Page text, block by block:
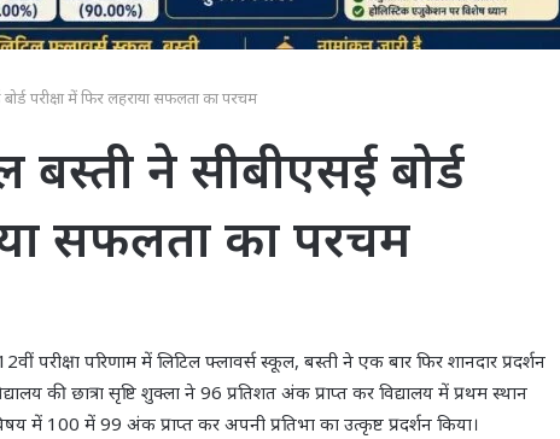
परीक्षा में फिर लहराया सफलता का परचम
ने सीबीएसई बोर्ड
सफलता का परचम
परीक्षा परिणाम में लिटिल फ्लावर्स स्कूल, बस्ती ने एक बार फिर शानदार प्रदर्शन
की छात्रा सृष्टि शुक्ला ने 96 प्रतिशत अंक प्राप्त कर विद्यालय में प्रथम स्थान
में 100 में 99 अंक प्राप्त कर अपनी प्रतिभा का उत्कृष्ट प्रदर्शन किया।